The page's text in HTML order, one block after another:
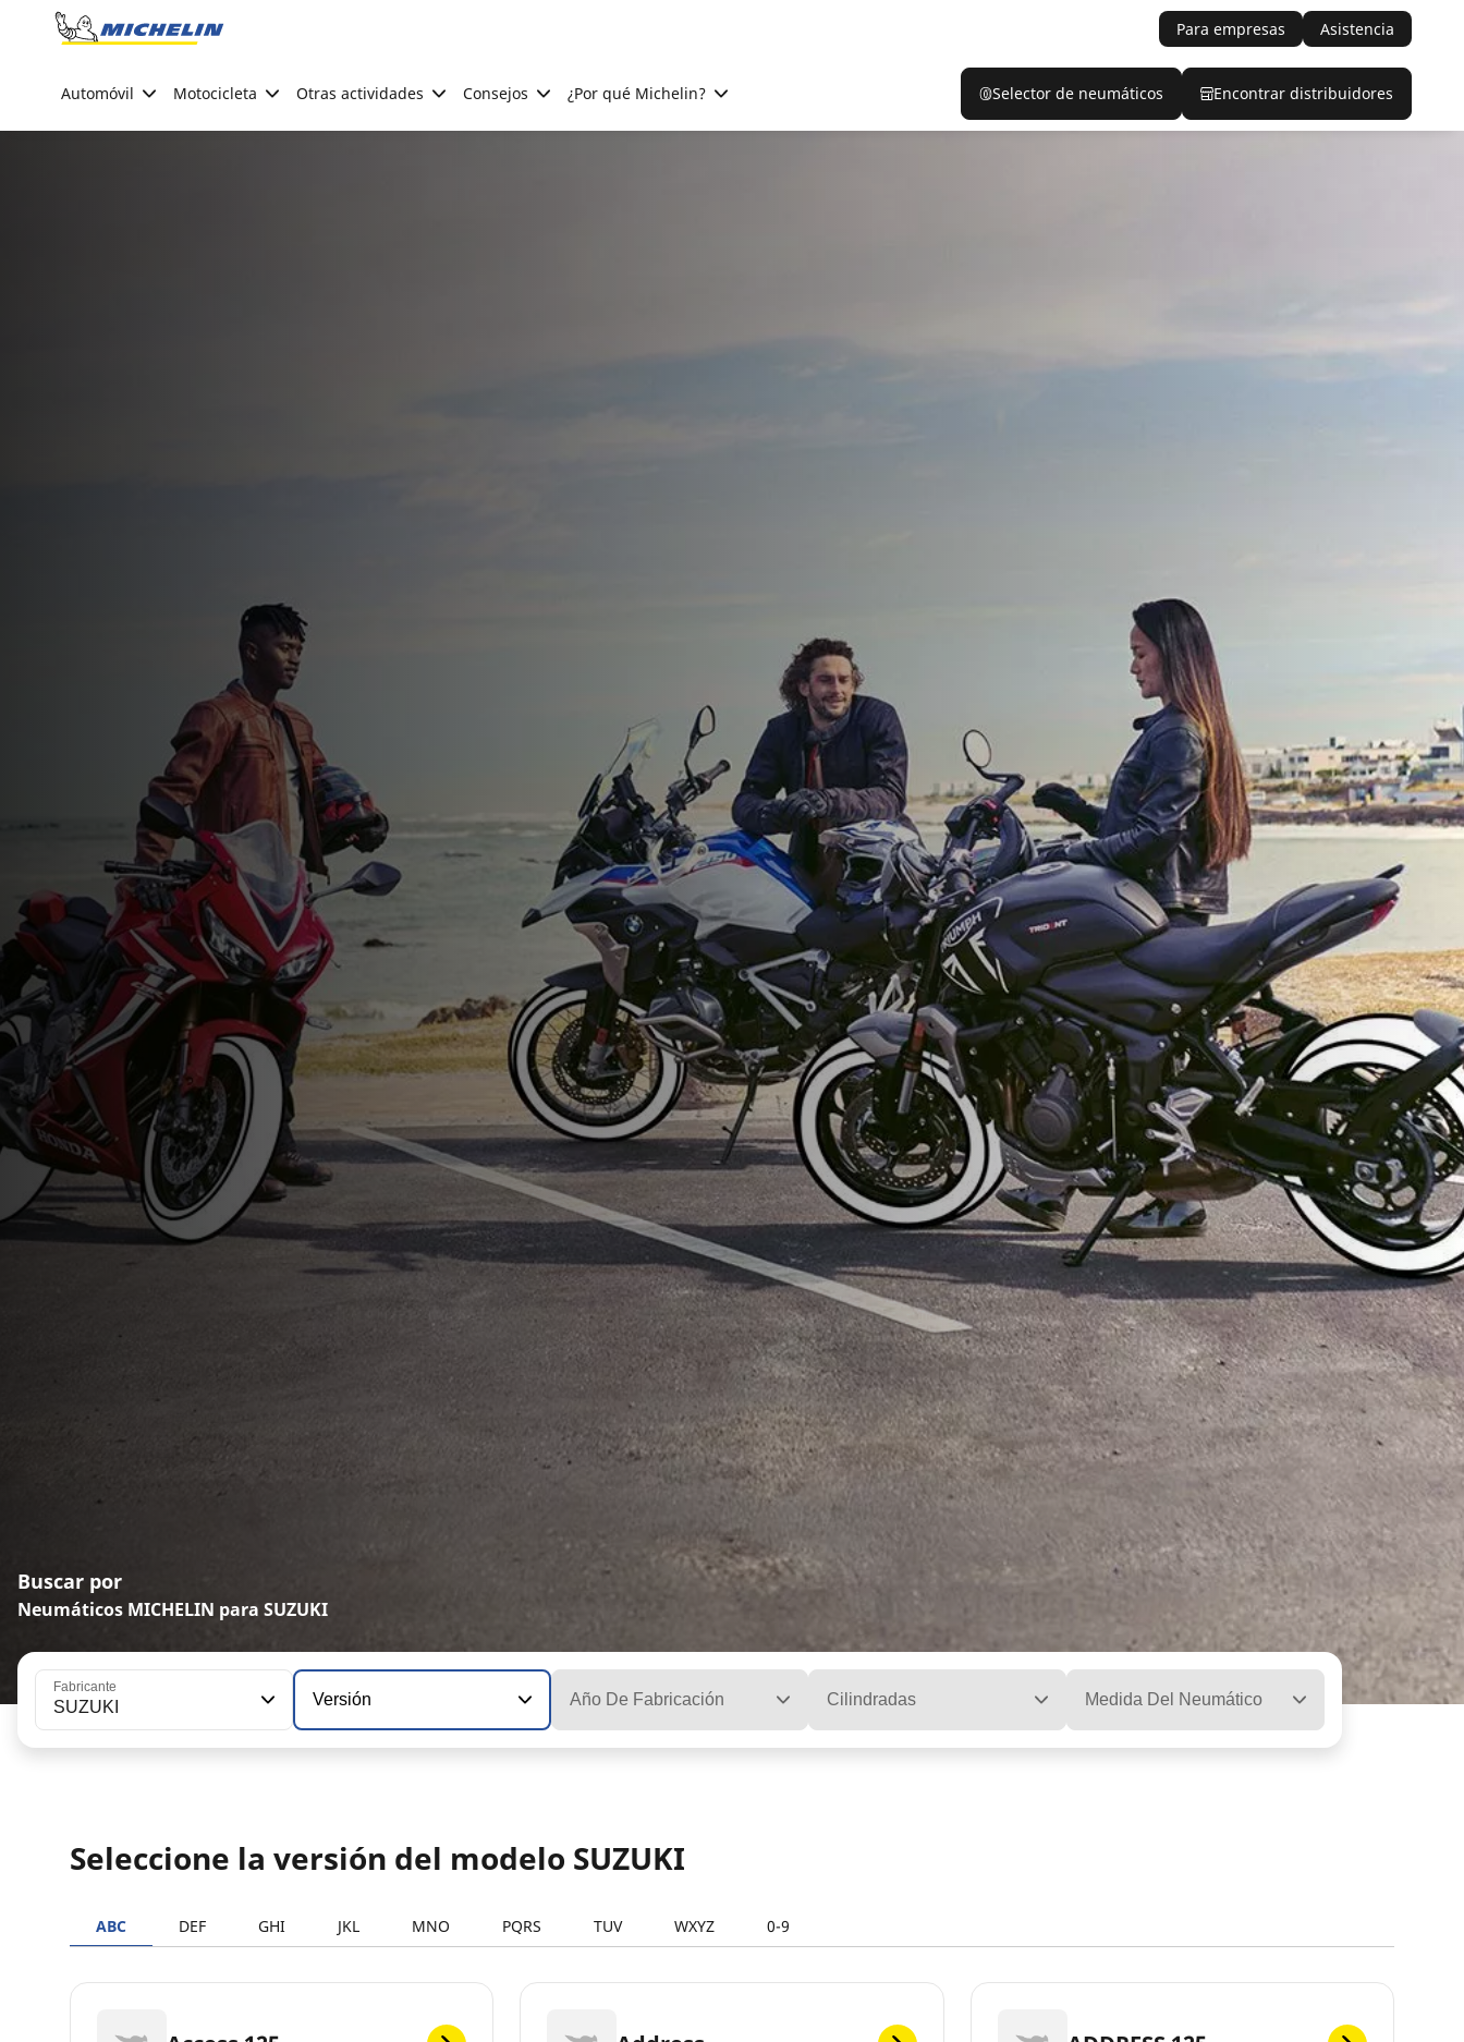
Go to page content
Para empresas Asistencia
Automóvil Motocicleta Otras actividades Consejos ¿Por qué Michelin? Selector de neumáticos Encontrar distribuidores
Buscar por
Neumáticos MICHELIN para SUZUKI
Fabricante
SUZUKI Versión Año De Fabricación Cilindradas Medida Del Neumático
Seleccione la versión del modelo SUZUKI
ABC DEF GHI JKL MNO PQRS TUV WXYZ 0-9